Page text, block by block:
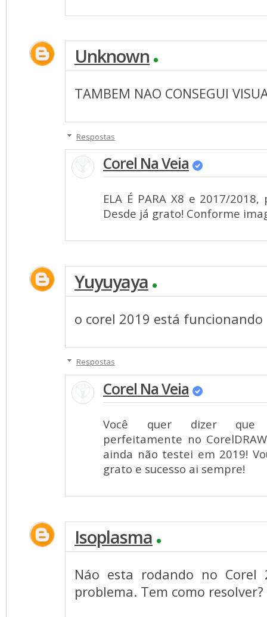
Unknown
TAMBEM NAO CONSEGUI
Respostas
Corel Na Veia
ELA É PARA X8 e 2017/
Desde já grato! Conforme
Yuyuyaya
o corel 2019 está
Respostas
Corel Na Veia
Você quer dizer que
perfeitamente no
ainda não testei em 2019!
grato e sucesso ai sempre!
Isoplasma
Náo esta rodando no
problema. Tem como resolver?